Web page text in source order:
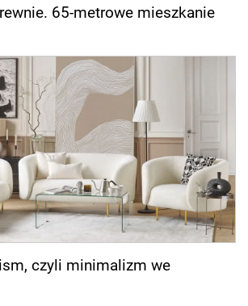
65-metrowe mieszkanie
czyli minimalizm we